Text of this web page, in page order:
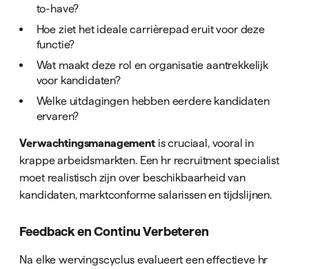
to-have?
Hoe ziet het ideale carrièrepad eruit voor deze
functie?
Wat maakt deze rol en organisatie aantrekkelijk
voor kandidaten?
Welke uitdagingen hebben eerdere kandidaten
ervaren?
Verwachtingsmanagementis cruciaal, vooral in
krappe arbeidsmarkten. Een hr recruitment specialist
moet realistisch zijn over beschikbaarheid van
kandidaten, marktconforme salarissen en tijdslijnen.
Feedback en Continu Verbeteren
Na elke wervingscyclus evalueert een effectieve hr